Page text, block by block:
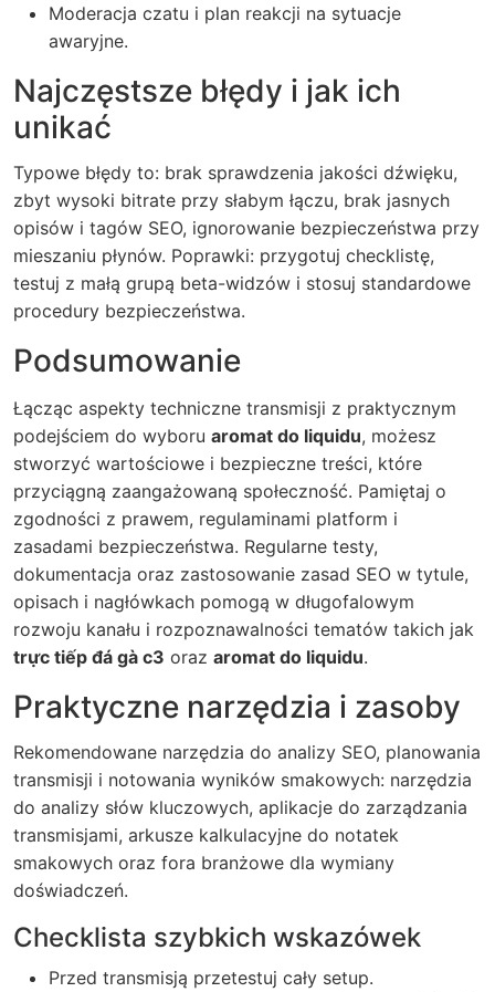
Moderacja czatu i plan reakcji na sytuacje
awaryjne.
Najczęstsze błędy i jak ich
unikać
Typowe błędy to: brak sprawdzenia jakości dźwięku,
zbyt wysoki bitrate przy słabym łączu, brak jasnych
opisów i tagów SEO, ignorowanie bezpieczeństwa przy
mieszaniu płynów. Poprawki: przygotuj checklistę,
testuj z małą grupą beta-widzów i stosuj standardowe
procedury bezpieczeństwa.
Podsumowanie
Łącząc aspekty techniczne transmisji z praktycznym
podejściem do wyboru aromat do liquidu, możesz
stworzyć wartościowe i bezpieczne treści, które
przyciągną zaangażowaną społeczność. Pamiętaj o
zgodności z prawem, regulaminami platform i
zasadami bezpieczeństwa. Regularne testy,
dokumentacja oraz zastosowanie zasad SEO w tytule,
opisach i nagłówkach pomogą w długofalowym
rozwoju kanału i rozpoznawalności tematów takich jak
trực tiếp đá gà c3 oraz aromat do liquidu.
Praktyczne narzędzia i zasoby
Rekomendowane narzędzia do analizy SEO, planowania
transmisji i notowania wyników smakowych: narzędzia
do analizy słów kluczowych, aplikacje do zarządzania
transmisjami, arkusze kalkulacyjne do notatek
smakowych oraz fora branżowe dla wymiany
doświadczeń.
Checklista szybkich wskazówek
Przed transmisją przetestuj cały setup.